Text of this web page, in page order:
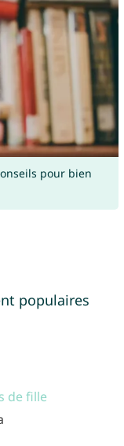
pour bien
populaires
de fille